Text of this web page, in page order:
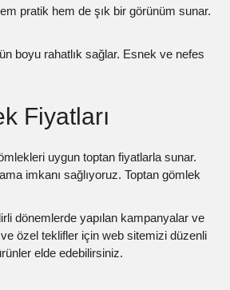
pratik hem de şık bir görünüm sunar.
boyu rahatlık sağlar. Esnek ve nefes
Fiyatları
uygun toptan fiyatlarla sunar.
imkanı sağlıyoruz. Toptan gömlek
dönemlerde yapılan kampanyalar ve
özel teklifler için web sitemizi düzenli
elde edebilirsiniz.